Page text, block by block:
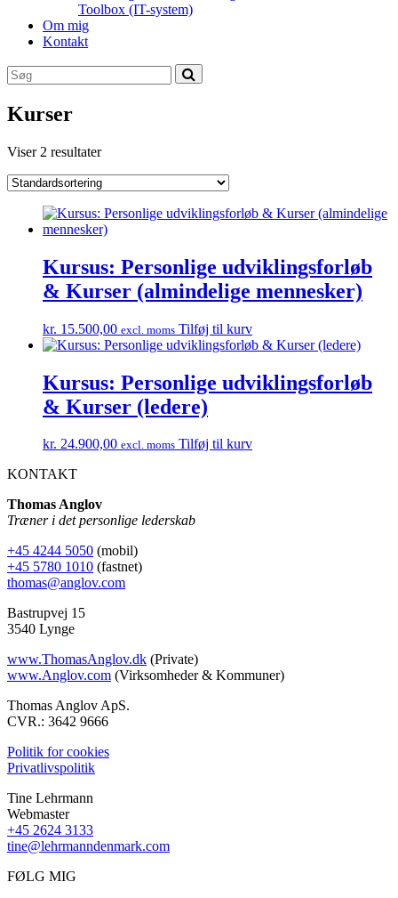
Toolbox (IT-system)
Om mig
Kontakt
Kurser
Viser 2 resultater
Kursus: Personlige udviklingsforløb
& Kurser (almindelige mennesker)
kr. 15.500,00 excl. moms Tilføj til kurv
Kursus: Personlige udviklingsforløb
& Kurser (ledere)
kr. 24.900,00 excl. moms Tilføj til kurv
KONTAKT
Thomas Anglov
Træner i det personlige lederskab
+45 4244 5050 (mobil)
+45 5780 1010 (fastnet)
thomas@anglov.com
Bastrupvej 15
3540 Lynge
www.ThomasAnglov.dk (Private)
www.Anglov.com (Virksomheder & Kommuner)
Thomas Anglov ApS.
CVR.: 3642 9666
Politik for cookies
Privatlivspolitik
Tine Lehrmann
Webmaster
+45 2624 3133
tine@lehrmanndenmark.com
FØLG MIG